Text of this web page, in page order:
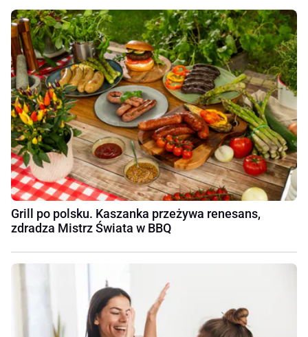
Grill po polsku. Kaszanka przeżywa renesans,
zdradza Mistrz Świata w BBQ